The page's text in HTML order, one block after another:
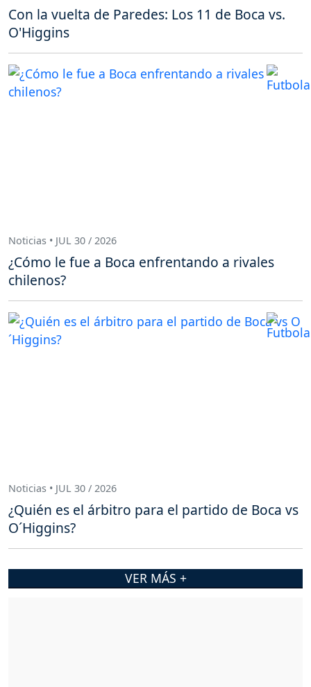
Con la vuelta de Paredes: Los 11 de Boca vs.
O'Higgins
Noticias • JUL 30 / 2026
¿Cómo le fue a Boca enfrentando a rivales
chilenos?
Noticias • JUL 30 / 2026
¿Quién es el árbitro para el partido de Boca vs
O´Higgins?
VER MÁS +